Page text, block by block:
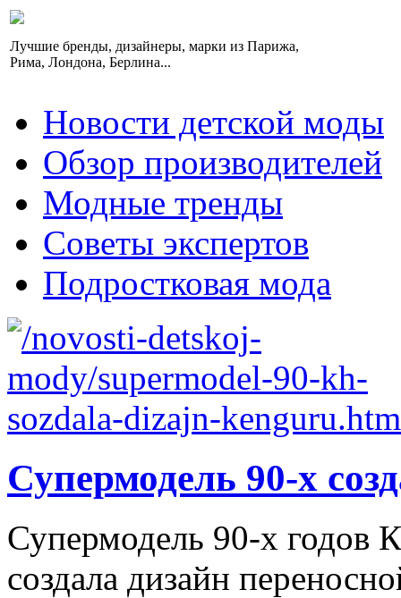
Лучшие бренды, дизайнеры, марки из Парижа,
Рима, Лондона, Берлина...
Новости детской моды
Обзор производителей
Модные тренды
Советы экспертов
Подростковая мода
Супермодель 90-х
Супермодель 90-х годов
создала дизайн